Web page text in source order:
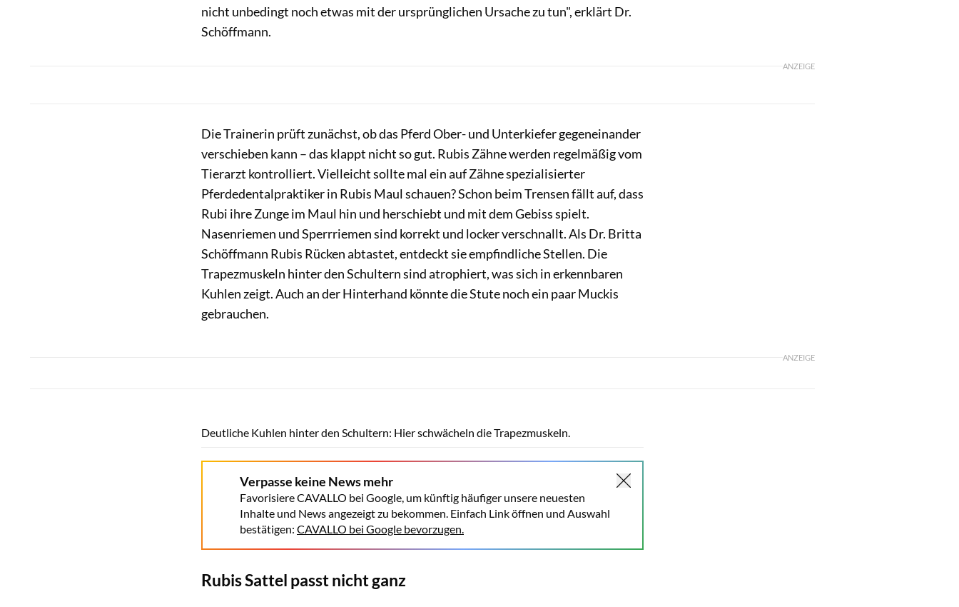
nicht unbedingt noch etwas mit der ursprünglichen Ur­sache zu tun", erklärt Dr.
Schöffmann.
ANZEIGE
Die Trainerin prüft zunächst, ob das Pferd Ober-­ und Unterkiefer gegen­einander
verschieben kann – das klappt nicht so gut. Rubis Zähne werden regel­mäßig vom
Tierarzt kontrolliert. Viel­leicht sollte mal ein auf Zähne spezia­lisierter
Pferdedentalpraktiker in Rubis Maul schauen? Schon beim Trensen fällt auf, dass
Rubi ihre Zunge im Maul hin­ und herschiebt und mit dem Gebiss spielt.
Nasenriemen und Sperrriemen sind korrekt und locker verschnallt. Als Dr. Britta
Schöffmann Rubis Rü­cken abtastet, entdeckt sie empfind­liche Stellen. Die
Trapezmuskeln hinter den Schultern sind atrophiert, was sich in erkennbaren
Kuhlen zeigt. Auch an der Hinterhand könnte die Stute noch ein paar Muckis
gebrauchen.
ANZEIGE
Deutliche Kuhlen hinter den Schultern: Hier schwächeln die Trapezmuskeln.
Verpasse keine News mehr
Favorisiere CAVALLO bei Google, um künftig häufiger unsere neuesten
Inhalte und News angezeigt zu bekommen. Einfach Link öffnen und Auswahl
bestätigen: CAVALLO bei Google bevorzugen.
Rubis Sattel passt nicht ganz